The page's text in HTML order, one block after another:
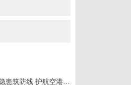
山东机场公安交巡警支队：整治隐患筑防线 护航空港平安行